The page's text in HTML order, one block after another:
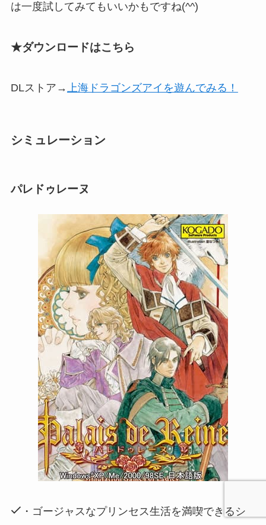
は一度試してみてもいいかもですね(^^)
★ダウンロードはこちら
DLストア→ 上海ドラゴンズアイを遊んでみる！
シミュレーション
パレドゥレーヌ
・ゴージャスなプリンセス生活を満喫できるシ